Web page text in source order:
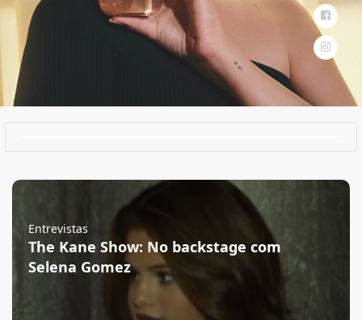
Entrevistas
The Kane Show: No backstage com
Selena Gomez